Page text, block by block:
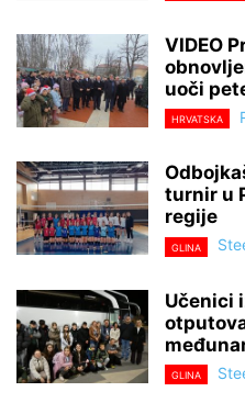
VIDEO
uoči
HRVATSKA
turnir u
regije
GLINA
Učenici
GLINA